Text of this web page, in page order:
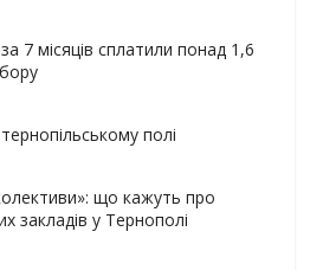
7 місяців сплатили понад 1,6
полі
що кажуть про
закладів у Тернополі